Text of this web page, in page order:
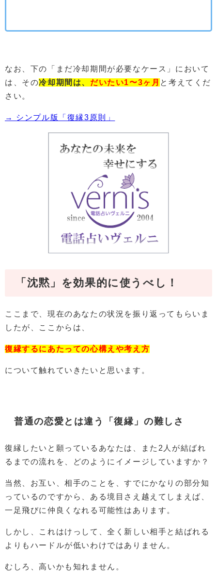
なお、下の「まだ冷却期間が必要なケース」において
は、その冷却期間は、 だいたい1〜3ヶ月 と考えてくだ
さい。
→ シンプル版「復縁3原則」
「沈黙」を効果的に使うべし！
ここまで、現在のあなたの状況を振り返ってもらいま
したが、ここからは、
復縁するにあたっての心構えや考え方
について触れていきたいと思います。
普通の恋愛とは違う「復縁」の難しさ
復縁したいと願っているあなたは、また2人が結ばれ
るまでの流れを、どのようにイメージしていますか？
当然、お互い、相手のことを、すでにかなりの部分知
っているのですから、ある境目さえ越えてしまえば、
一足飛びに仲良くなれる可能性はあります。
しかし、これはけっして、全く新しい相手と結ばれる
よりもハードルが低いわけではありません。
むしろ、高いかも知れません。